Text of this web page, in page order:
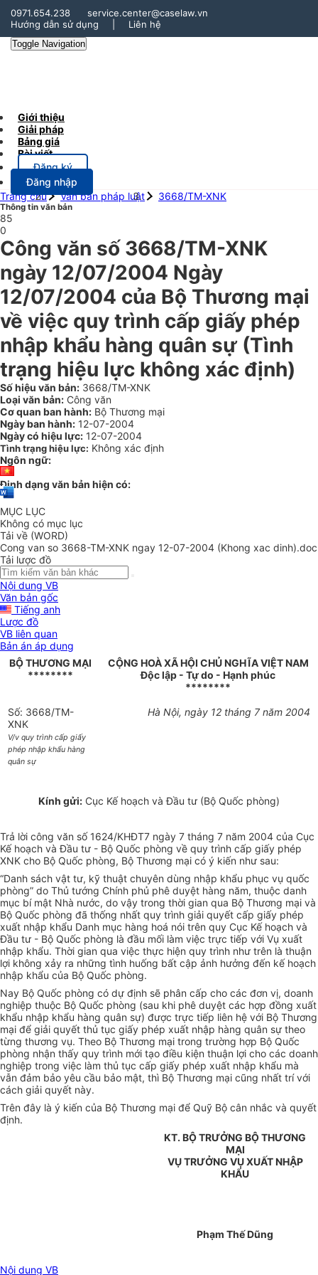
0971.654.238
service.center@caselaw.vn
Hướng dẫn sử dụng
Liên hệ
Toggle Navigation
Giới thiệu
Giải pháp
Bảng giá
Bài viết
Đăng ký
Đăng nhập
Trang chủ
Văn bản pháp luật 3668/TM-XNK
Thông tin văn bản
85
0
Công văn số 3668/TM-XNK
ngày 12/07/2004 Ngày
12/07/2004 của Bộ Thương mại
về việc quy trình cấp giấy phép
nhập khẩu hàng quân sự (Tình
trạng hiệu lực không xác định)
Số hiệu văn bản: 3668/TM-XNK
Loại văn bản: Công văn
Cơ quan ban hành: Bộ Thương mại
Ngày ban hành: 12-07-2004
Ngày có hiệu lực: 12-07-2004
Tình trạng hiệu lực: Không xác định
Ngôn ngữ:
Định dạng văn bản hiện có:
MỤC LỤC
Không có mục lục
Tải về (WORD)
Cong van so 3668-TM-XNK ngay 12-07-2004 (Khong xac dinh).doc
Tải lược đồ
Nội dung VB
Văn bản gốc
Tiếng anh
Lược đồ
VB liên quan
Bản án áp dụng
BỘ THƯƠNG MẠI
********
CỘNG HOÀ XÃ HỘI CHỦ NGHĨA VIỆT NAM
Độc lập - Tự do - Hạnh phúc
********
Số: 3668/TM-
XNK
V/v quy trình cấp giấy
phép nhập khẩu hàng
quân sự
Hà Nội, ngày 12 tháng 7 năm 2004
Kính gửi: Cục Kế hoạch và Đầu tư (Bộ Quốc phòng)
Trả lời công văn số 1624/KHĐT7 ngày 7 tháng 7 năm 2004 của Cục
Kế hoạch và Đầu tư - Bộ Quốc phòng về quy trình cấp giấy phép
XNK cho Bộ Quốc phòng, Bộ Thương mại có ý kiến như sau:
“Danh sách vật tư, kỹ thuật chuyên dùng nhập khẩu phục vụ quốc
phòng” do Thủ tướng Chính phủ phê duyệt hàng năm, thuộc danh
mục bí mật Nhà nước, do vậy trong thời gian qua Bộ Thương mại và
Bộ Quốc phòng đã thống nhất quy trình giải quyết cấp giấy phép
xuất nhập khẩu Danh mục hàng hoá nói trên quy Cục Kế hoạch và
Đầu tư - Bộ Quốc phòng là đầu mối làm việc trực tiếp với Vụ xuất
nhập khẩu. Thời gian qua việc thực hiện quy trình như trên là thuận
lợi không xảy ra những tình huống bất cập ảnh hưởng đến kế hoạch
nhập khẩu của Bộ Quốc phòng.
Nay Bộ Quốc phòng có dự định sẽ phân cấp cho các đơn vị, doanh
nghiệp thuộc Bộ Quốc phòng (sau khi phê duyệt các hợp đồng xuất
khẩu nhập khẩu hàng quân sự) được trực tiếp liên hệ với Bộ Thương
mại để giải quyết thủ tục giấy phép xuất nhập hàng quân sự theo
từng thương vụ. Theo Bộ Thương mại trong trường hợp Bộ Quốc
phòng nhận thấy quy trình mới tạo điều kiện thuận lợi cho các doanh
nghiệp trong việc làm thủ tục cấp giấy phép xuất nhập khẩu mà
vẫn đảm bảo yêu cầu bảo mật, thì Bộ Thương mại cũng nhất trí với
cách giải quyết này.
Trên đây là ý kiến của Bộ Thương mại để Quỹ Bộ cân nhắc và quyết
định.
KT. BỘ TRƯỞNG BỘ THƯƠNG
MẠI
VỤ TRƯỞNG VỤ XUẤT NHẬP
KHẨU
Phạm Thế Dũng
Nội dung VB